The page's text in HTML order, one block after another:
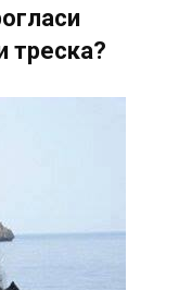
треска?